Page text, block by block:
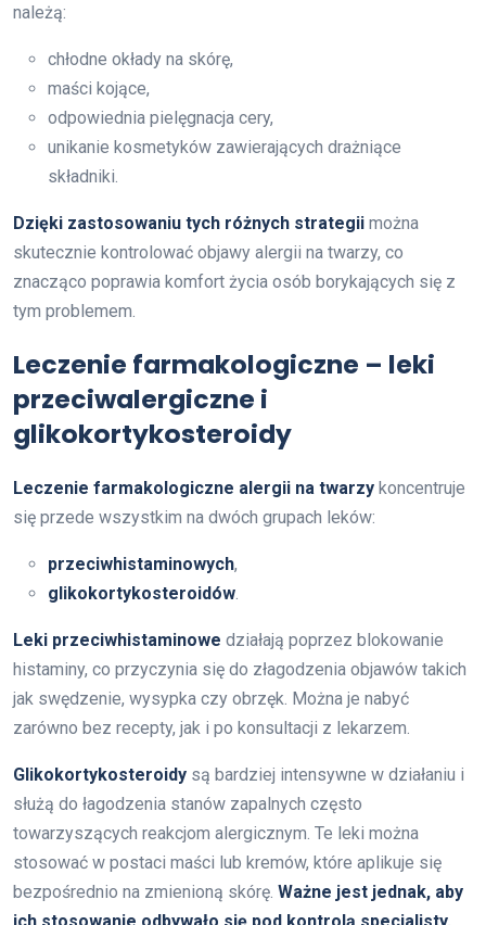
należą:
chłodne okłady na skórę,
maści kojące,
odpowiednia pielęgnacja cery,
unikanie kosmetyków zawierających drażniące
składniki.
Dzięki zastosowaniu tych różnych strategii można
skutecznie kontrolować objawy alergii na twarzy, co
znacząco poprawia komfort życia osób borykających się z
tym problemem.
Leczenie farmakologiczne – leki
przeciwalergiczne i
glikokortykosteroidy
Leczenie farmakologiczne alergii na twarzy koncentruje
się przede wszystkim na dwóch grupach leków:
przeciwhistaminowych,
glikokortykosteroidów
Leki przeciwhistaminowe działają poprzez blokowanie
histaminy, co przyczynia się do złagodzenia objawów takich
jak swędzenie, wysypka czy obrzęk. Można je nabyć
zarówno bez recepty, jak i po konsultacji z lekarzem.
Glikokortykosteroidy są bardziej intensywne w działaniu i
służą do łagodzenia stanów zapalnych często
towarzyszących reakcjom alergicznym. Te leki można
stosować w postaci maści lub kremów, które aplikuje się
bezpośrednio na zmienioną skórę. Ważne jest jednak, aby
ich stosowanie odbywało się pod kontrolą specjalisty,